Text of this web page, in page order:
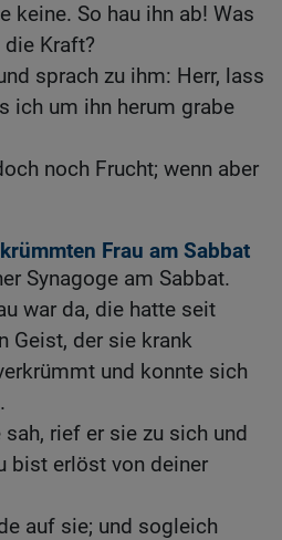
keine. So hau ihn ab! Was
Kraft?
sprach zu ihm: Herr, lass
ich um ihn herum grabe
noch Frucht; wenn aber
Frau am Sabbat
Synagoge am Sabbat.
war da, die hatte seit
Geist, der sie krank
und konnte sich
rief er sie zu sich und
bist erlöst von deiner
auf sie; und sogleich